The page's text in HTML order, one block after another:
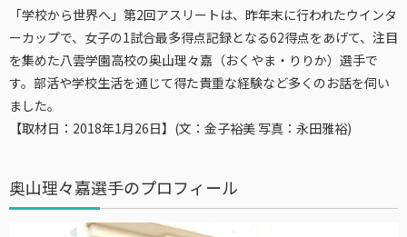
「学校から世界へ」第2回アスリートは、昨年末に行われたウインタ
ーカップで、女子の1試合最多得点記録となる62得点をあげて、注目
を集めた八雲学園高校の奥山理々嘉（おくやま・りりか）選手で
す。部活や学校生活を通じて得た貴重な経験など多くのお話を伺い
ました。
【取材日：2018年1月26日】(文：金子裕美 写真：永田雅裕)
奥山理々嘉選手のプロフィール